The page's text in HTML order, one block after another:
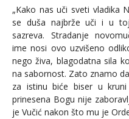
„Kako nas uči sveti vladika
se duša najbrže uči i u
sazreva. Stradanje
ime nosi ovo uzvišeno
nego živa, blagodatna sila
na sabornost. Zato znamo
za istinu biće biser u
prinesena Bogu nije
je Vučić nakon što mu je